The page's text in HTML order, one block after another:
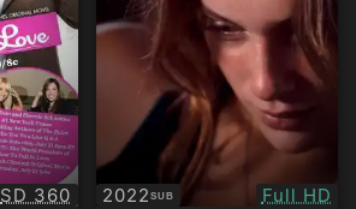
Качество:
SD 360 2022SUB Full HD